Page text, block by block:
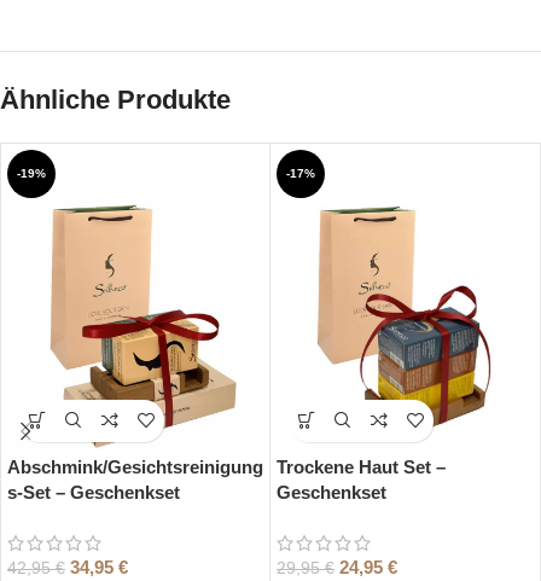
Ähnliche Produkte
-19%
Abschmink/Gesichtsreinigung
s-Set – Geschenkset
42,95€ 34,95 €
-17%
Trockene Haut Set –
Geschenkset
29,95€ 24,95 €